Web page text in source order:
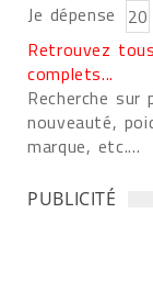
Je dépense
Retrouvez
complets...
Recherche
nouveauté,
marque, etc....
PUBLICITÉ